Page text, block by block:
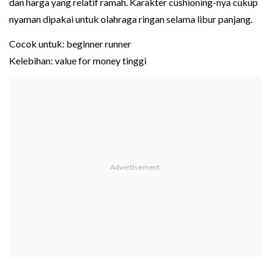
nyaman dipakai untuk olahraga ringan selama libur panjang.
Cocok untuk: beginner runner
Kelebihan: value for money tinggi